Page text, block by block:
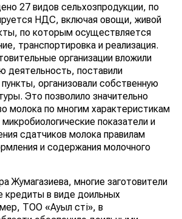
27 видов сельхозпродукции, по
НДС, включая овощи, живой
по которым осуществляется
транспортировка и реализация.
организации вложили
деятельность, поставили
организовали собственную
Это позволило значительно
молока по многим характеристикам
показатели и
сдатчиков молока правилам
и содержания молочного
Жумагазиева, многие заготовители
в виде доильных
ТОО «Ауыл сүті», в